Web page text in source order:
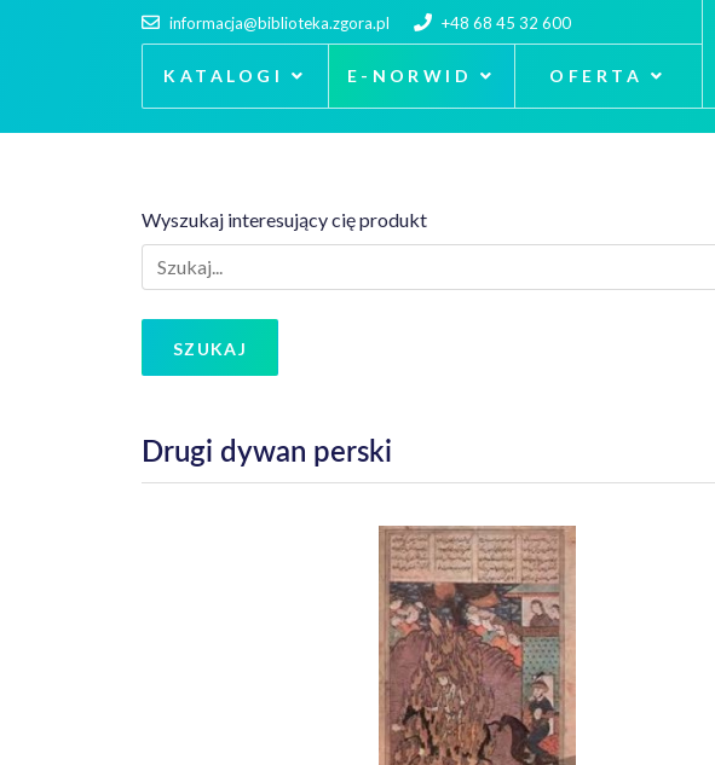
informacja@biblioteka.zgora.pl +48 68 45 32 600
KATALOGI E-NORWID OFERTA
Wyszukaj interesujący cię produkt
SZUKAJ
Drugi dywan perski